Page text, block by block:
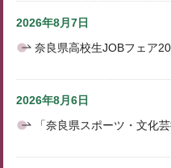
2026年8月7日
奈良県高校生JOBフェア
2026年8月6日
「奈良県スポーツ・文化